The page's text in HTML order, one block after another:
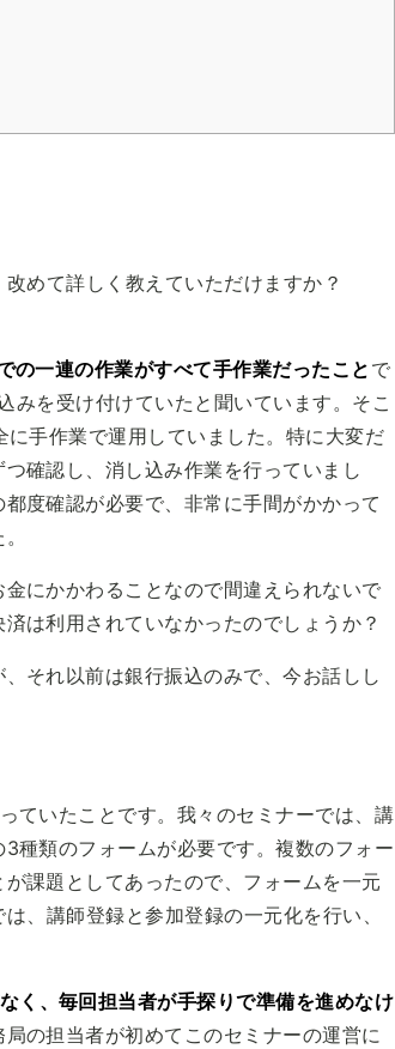
めて詳しく教えていただけますか？
の一連の作業がすべて手作業だったこと で
を受け付けていたと聞いています。そこ
手作業で運用していました。特に大変だ
確認し、消し込み作業を行っていまし
度確認が必要で、非常に手間がかかって
にかかわることなので間違えられないで
は利用されていなかったのでしょうか？
それ以前は銀行振込のみで、今お話しし
ていたことです。我々のセミナーでは、講
種類のフォームが必要です。複数のフォー
課題としてあったので、フォームを一元
、講師登録と参加登録の一元化を行い、
く、毎回担当者が手探りで準備を進めなけ
の担当者が初めてこのセミナーの運営に